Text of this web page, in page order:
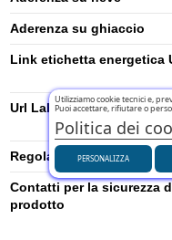
Aderenza su ghiaccio
Link etichetta energetica
Url Label
Regolamento UE (2020/
Contatti per la sicurezza
prodotto
Utilizziamo cookie tecnici e,
Puoi accettare, rifiutare o
Politica dei
PERSONALIZZA